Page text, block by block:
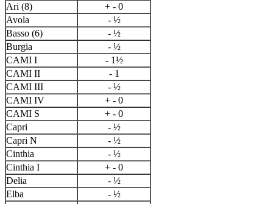
Ari (8)
+ - 0
Avola
- ½
Basso (6)
- ½
Burgia
- ½
CAMI I
- 1½
CAMI II
- 1
CAMI III
- ½
CAMI IV
+ - 0
CAMI S
+ - 0
Capri
- ½
Capri N
- ½
Cinthia
- ½
Cinthia I
+ - 0
Delia
- ½
Elba
- ½